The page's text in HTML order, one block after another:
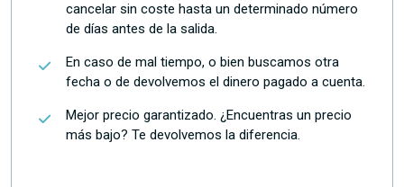
cancelar sin coste hasta un determinado número
de días antes de la salida.
En caso de mal tiempo, o bien buscamos otra
fecha o de devolvemos el dinero pagado a cuenta.
Mejor precio garantizado. ¿Encuentras un precio
más bajo? Te devolvemos la diferencia.